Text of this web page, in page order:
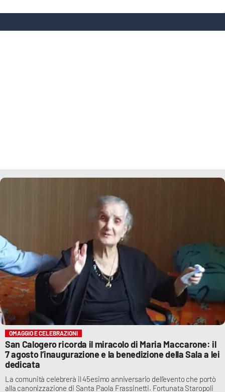
OMAGGIO E CELEBRAZIONI
San Calogero ricorda il miracolo di Maria Maccarone: il
7 agosto l’inaugurazione e la benedizione della Sala a lei
dedicata
La comunità celebrerà il 45esimo anniversario dell'evento che portò
alla canonizzazione di Santa Paola Frassinetti. Fortunata Staropoli